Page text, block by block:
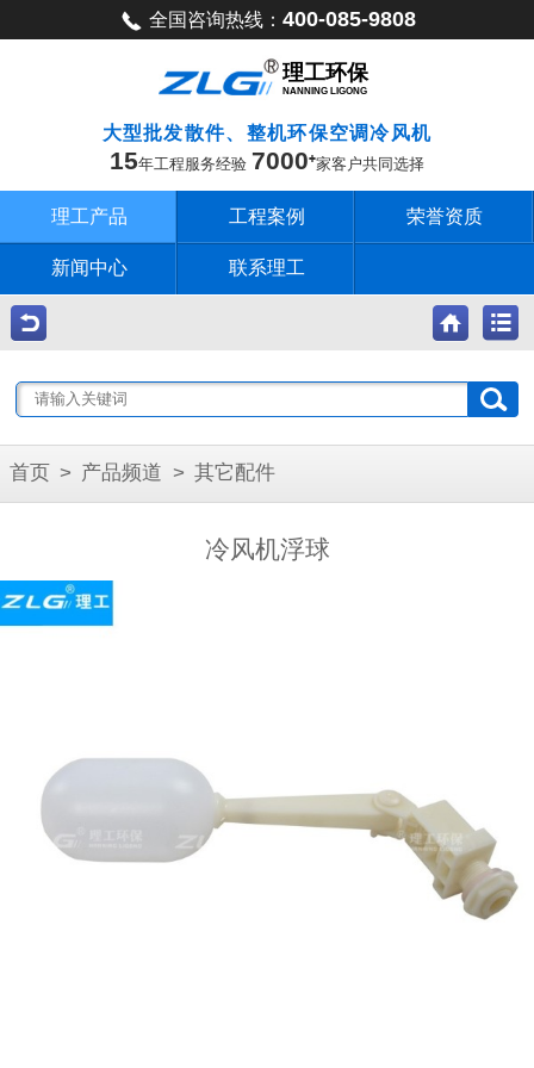
全国咨询热线： 400-085-9808
理工环保
NANNING LIGONG
大型批发散件、整机环保空调冷风机
15年工程服务经验 7000 家客户共同选择
理工产品 工程案例 荣誉资质
新闻中心 联系理工
首页 > 产品频道 > 其它配件
冷风机浮球